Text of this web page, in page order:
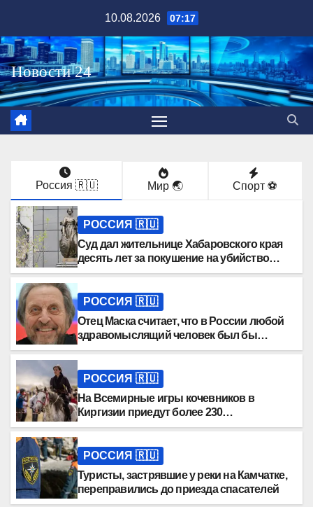
содержимому
10.08.2026 07:17
Россия 🇷🇺 Мир 🌏 Спорт ⚽️
РОССИЯ 🇷🇺
Суд дал жительнице Хабаровского края
десять лет за покушение на убийство
внучки
РОССИЯ 🇷🇺
Отец Маска считает, что в России любой
здравомыслящий человек был бы
счастлив
РОССИЯ 🇷🇺
На Всемирные игры кочевников в
Киргизии приедут более 230
спортсменов из России
РОССИЯ 🇷🇺
Туристы, застрявшие у реки на Камчатке,
переправились до приезда спасателей